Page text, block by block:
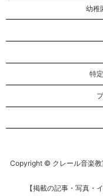
幼稚
特
Copyright © クレール音楽教
【掲載の記事・写真・